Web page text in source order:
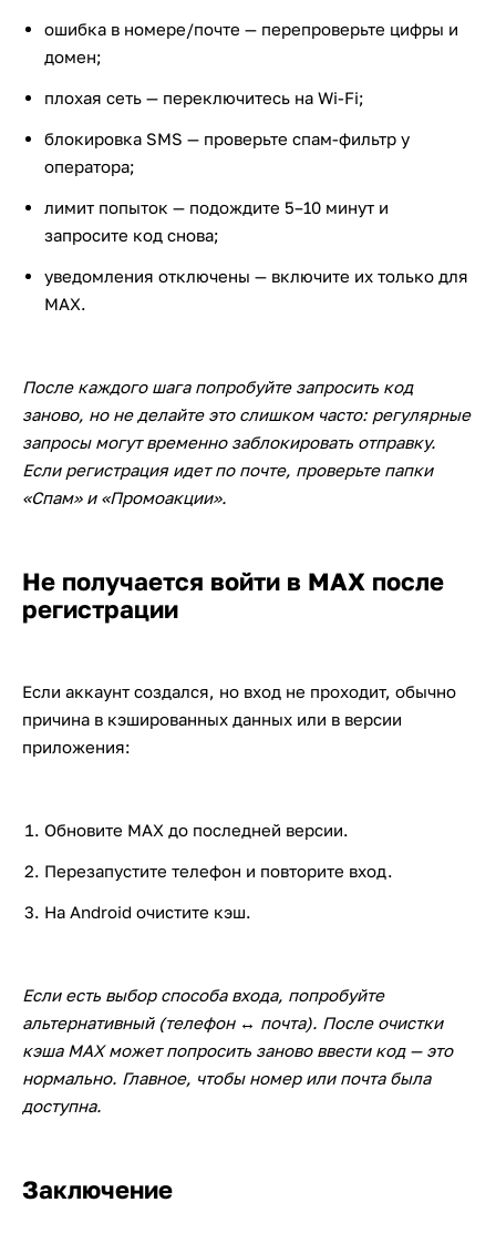
ошибка в номере/почте — перепроверьте цифры и
домен;
плохая сеть — переключитесь на Wi-Fi;
блокировка SMS — проверьте спам-фильтр у
оператора;
лимит попыток — подождите 5–10 минут и
запросите код снова;
уведомления отключены — включите их только для
MAX.
После каждого шага попробуйте запросить код
заново, но не делайте это слишком часто: регулярные
запросы могут временно заблокировать отправку.
Если регистрация идет по почте, проверьте папки
«Спам» и «Промоакции».
Не получается войти в MAX после
регистрации
Если аккаунт создался, но вход не проходит, обычно
причина в кэшированных данных или в версии
приложения:
Обновите MAX до последней версии.
Перезапустите телефон и повторите вход.
На Android очистите кэш.
Если есть выбор способа входа, попробуйте
альтернативный (телефон ↔ почта). После очистки
кэша MAX может попросить заново ввести код — это
нормально. Главное, чтобы номер или почта была
доступна.
Заключение